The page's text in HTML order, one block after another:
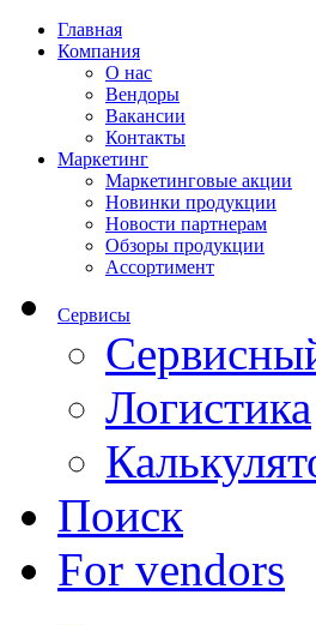
Главная
Компания
О нас
Вендоры
Вакансии
Контакты
Маркетинг
Маркетинговые акции
Новинки продукции
Новости партнерам
Обзоры продукции
Ассортимент
Сервисы
Логистика
Поиск
For vendors